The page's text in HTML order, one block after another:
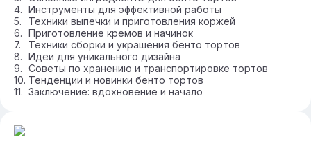
Инструменты для эффективной работы
Техники выпечки и приготовления коржей
Приготовление кремов и начинок
Техники сборки и украшения бенто тортов
Идеи для уникального дизайна
Советы по хранению и транспортировке тортов
Тенденции и новинки бенто тортов
Заключение: вдохновение и начало